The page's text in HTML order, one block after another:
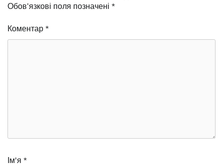
Обов’язкові поля позначені *
Коментар *
Ім'я *